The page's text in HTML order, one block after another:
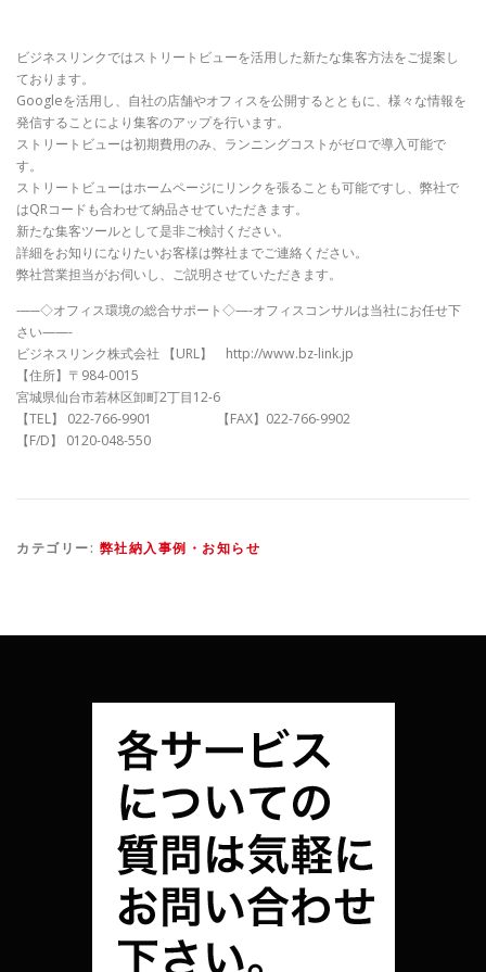
ビジネスリンクではストリートビューを活用した新たな集客方法をご提案し
ております。
Googleを活用し、自社の店舗やオフィスを公開するとともに、様々な情報を
発信することにより集客のアップを行います。
ストリートビューは初期費用のみ、ランニングコストがゼロで導入可能で
す。
ストリートビューはホームページにリンクを張ることも可能ですし、弊社で
はQRコードも合わせて納品させていただきます。
新たな集客ツールとして是非ご検討ください。
詳細をお知りになりたいお客様は弊社までご連絡ください。
弊社営業担当がお伺いし、ご説明させていただきます。
-──◇オフィス環境の総合サポート◇—-オフィスコンサルは当社にお任せ下
さい——-
ビジネスリンク株式会社 【URL】 http://www.bz-link.jp
【住所】〒984-0015
宮城県仙台市若林区卸町2丁目12-6
【TEL】 022-766-9901 【FAX】022-766-9902
【F/D】 0120-048-550
カテゴリー: 弊社納入事例・お知らせ